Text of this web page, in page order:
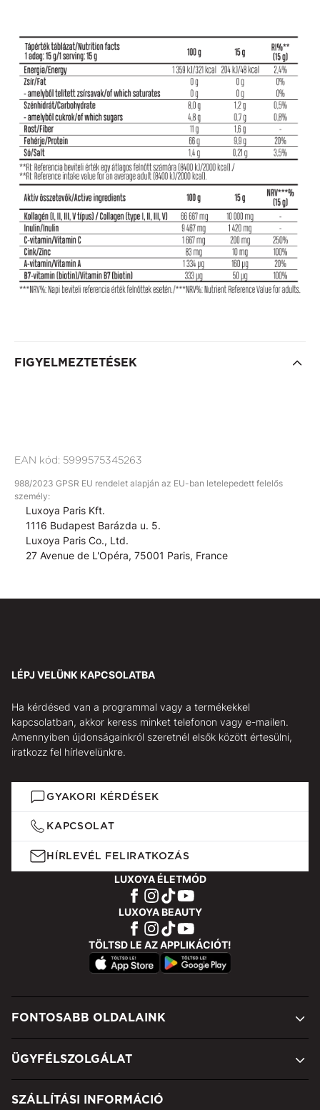
FIGYELMEZTETÉSEK
EAN kód: 5999575345263
988/2023 GPSR EU rendelet alapján az EU-ban letelepedett felelős
személy:
Luxoya Paris Kft.
1116 Budapest Barázda u. 5.
Luxoya Paris Co., Ltd.
27 Avenue de L'Opéra, 75001 Paris, France
LÉPJ VELÜNK KAPCSOLATBA
Ha kérdésed van a programmal vagy a termékekkel
kapcsolatban, akkor keress minket telefonon vagy e-mailen.
Amennyiben újdonságainkról szeretnél elsők között értesülni,
iratkozz fel hírlevelünkre.
GYAKORI KÉRDÉSEK
KAPCSOLAT
HÍRLEVÉL FELIRATKOZÁS
LUXOYA ÉLETMÓD
LUXOYA BEAUTY
TÖLTSD LE AZ APPLIKÁCIÓT!
FONTOSABB OLDALAINK
ÜGYFÉLSZOLGÁLAT
SZÁLLÍTÁSI INFORMÁCIÓ